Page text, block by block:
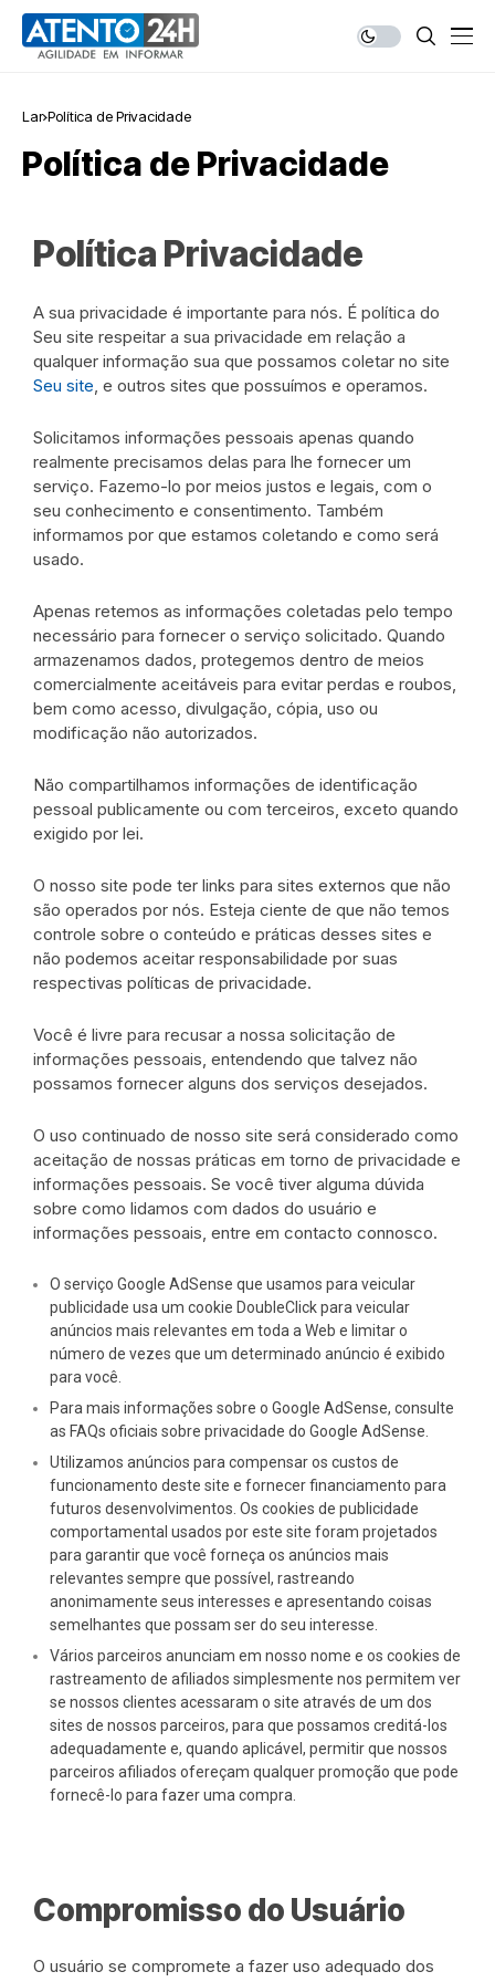
Lar Política de Privacidade
Política de Privacidade
Política Privacidade
A sua privacidade é importante para nós. É política do
Seu site respeitar a sua privacidade em relação a
qualquer informação sua que possamos coletar no site
Seu site, e outros sites que possuímos e operamos.
Solicitamos informações pessoais apenas quando
realmente precisamos delas para lhe fornecer um
serviço. Fazemo-lo por meios justos e legais, com o
seu conhecimento e consentimento. Também
informamos por que estamos coletando e como será
usado.
Apenas retemos as informações coletadas pelo tempo
necessário para fornecer o serviço solicitado. Quando
armazenamos dados, protegemos dentro de meios
comercialmente aceitáveis ​​para evitar perdas e roubos,
bem como acesso, divulgação, cópia, uso ou
modificação não autorizados.
Não compartilhamos informações de identificação
pessoal publicamente ou com terceiros, exceto quando
exigido por lei.
O nosso site pode ter links para sites externos que não
são operados por nós. Esteja ciente de que não temos
controle sobre o conteúdo e práticas desses sites e
não podemos aceitar responsabilidade por suas
respectivas políticas de privacidade.
Você é livre para recusar a nossa solicitação de
informações pessoais, entendendo que talvez não
possamos fornecer alguns dos serviços desejados.
O uso continuado de nosso site será considerado como
aceitação de nossas práticas em torno de privacidade e
informações pessoais. Se você tiver alguma dúvida
sobre como lidamos com dados do usuário e
informações pessoais, entre em contacto connosco.
O serviço Google AdSense que usamos para veicular
publicidade usa um cookie DoubleClick para veicular
anúncios mais relevantes em toda a Web e limitar o
número de vezes que um determinado anúncio é exibido
para você.
Para mais informações sobre o Google AdSense, consulte
as FAQs oficiais sobre privacidade do Google AdSense.
Utilizamos anúncios para compensar os custos de
funcionamento deste site e fornecer financiamento para
futuros desenvolvimentos. Os cookies de publicidade
comportamental usados ​​por este site foram projetados
para garantir que você forneça os anúncios mais
relevantes sempre que possível, rastreando
anonimamente seus interesses e apresentando coisas
semelhantes que possam ser do seu interesse.
Vários parceiros anunciam em nosso nome e os cookies de
rastreamento de afiliados simplesmente nos permitem ver
se nossos clientes acessaram o site através de um dos
sites de nossos parceiros, para que possamos creditá-los
adequadamente e, quando aplicável, permitir que nossos
parceiros afiliados ofereçam qualquer promoção que pode
fornecê-lo para fazer uma compra.
Compromisso do Usuário
O usuário se compromete a fazer uso adequado dos